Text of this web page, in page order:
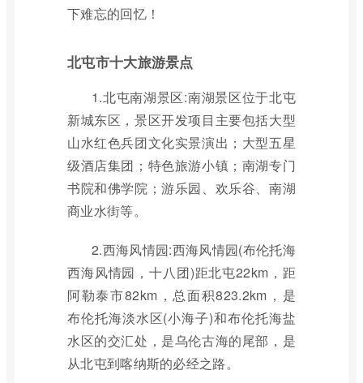
下难忘的回忆！
北屯市十大旅游景点
1.北屯南湖景区:南湖景区位于北屯
新城东区，景区开发项目主要包括大型
山水红色兵团文化实景演出；大型五星
级酒店集团；特色旅游小镇；南湖专门
书院和佛学院；游乐园、欢乐谷、南湖
商业水街等。
2.西海风情园:西海风情园(布伦托海
西海风情园，十八团)距北屯22km，距
阿勒泰市82km，总面积823.2km，是
布伦托海淡水区(小海子)和布伦托海盐
水区的交汇处，是乌伦古海的尾部，是
从北屯到喀纳斯的必经之路。